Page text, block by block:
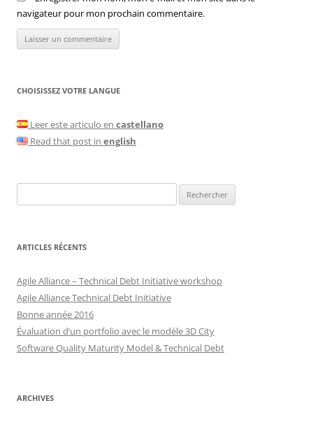
navigateur pour mon prochain commentaire.
CHOISISSEZ VOTRE LANGUE
Leer este articulo en castellano
Read that post in english
ARTICLES RÉCENTS
Agile Alliance – Technical Debt Initiative workshop
Agile Alliance Technical Debt Initiative
Bonne année 2016
Évaluation d’un portfolio avec le modèle 3D City
Software Quality Maturity Model & Technical Debt
ARCHIVES